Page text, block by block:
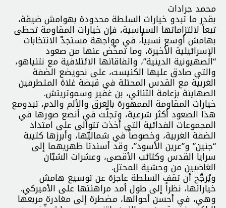
محمد جرادات
بقدر ما تبدو خيارات السلطة محدودة بهوامش ضيقة،
تبعاً لالتزاماتها السياسية، فإن خيارات المقاومة تحظى
بهامش أوسع نسبياً، في مواجهة مستجدّ الانتخابات
الإسرائيلية الأخيرة، وما تمخّض عنها من صعود
“الصهيونية الدينية”، واتفاقاتها الائتلافية مع نتنياهو،
والتي صادق عليها الكنيست، على نحويضع الضفة
الغربية مع القدس المحتلة في قبضة غلاة المتطرفين
الصهاينة بزعامة الثنائي، بن غفير وسموتريتش.
خيارات المقاومة الممهورة بالعرق والألم والدم، تبدومع
هذا الصعود أكثر شرعية، وتجلّت في أنصع صورها في
المجموعات الفدائية التي أخذت تتوالى على امتداد
الضفة الغربية، وخصوصاً في شماليّها، وأبرزها كتيبة
“جنين” و”عرين الأسود”، وقد أسندتا ظهريهما إلى
سرايا القدس وكتائب الأقصى، وعشرات الشبّان
الغاضبين من وحشية المحتل.
ويُرجَّح أن تقف السلطة عاجزة عن توسيع هامش
خياراتها، نظراً إلى طول أمد مراهنتها على الأميركي.
وهي، في أحسن أحوالها، مضطرة إلى مغادرة مربعها